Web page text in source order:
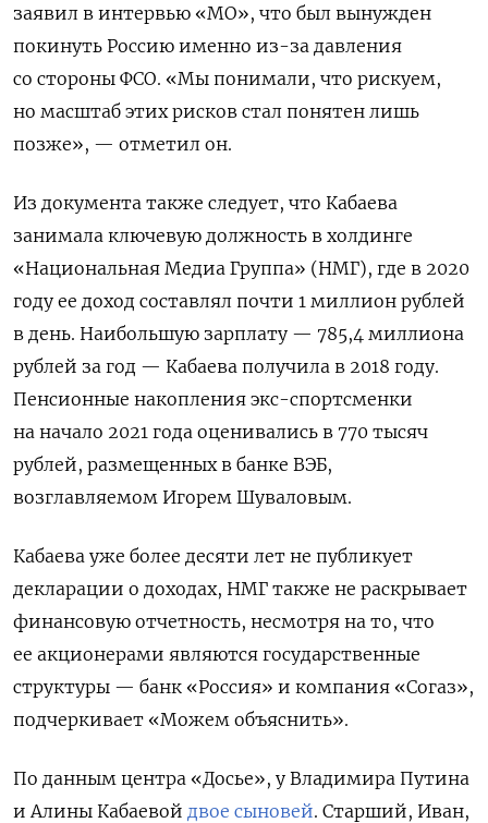
заявил в интервью «МО», что был вынужден
покинуть Россию именно из-за давления
со стороны ФСО. «Мы понимали, что рискуем,
но масштаб этих рисков стал понятен лишь
позже», — отметил он.
Из документа также следует, что Кабаева
занимала ключевую должность в холдинге
«Национальная Медиа Группа» (НМГ), где в 2020
году ее доход составлял почти 1 миллион рублей
в день. Наибольшую зарплату — 785,4 миллиона
рублей за год — Кабаева получила в 2018 году.
Пенсионные накопления экс-спортсменки
на начало 2021 года оценивались в 770 тысяч
рублей, размещенных в банке ВЭБ,
возглавляемом Игорем Шуваловым.
Кабаева уже более десяти лет не публикует
декларации о доходах, НМГ также не раскрывает
финансовую отчетность, несмотря на то, что
ее акционерами являются государственные
структуры — банк «Россия» и компания «Согаз»,
подчеркивает «Можем объяснить».
По данным центра «Досье», у Владимира Путина
и Алины Кабаевой двое сыновей. Старший, Иван,